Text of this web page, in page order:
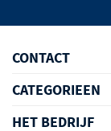
CONTACT
CATEGORIEEN
HET BEDRIJF